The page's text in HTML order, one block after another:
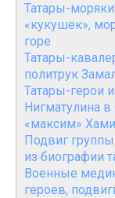
Татары-
«кукушек»,
горе
Татары-
политрук
Татары-герои
Нигматулина
«максим»
Подвиг
из биографии
Военные
героев,